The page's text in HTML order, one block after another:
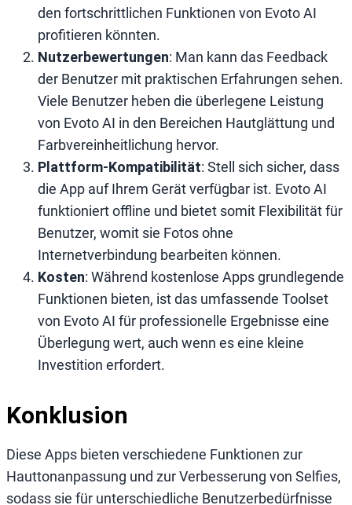
den fortschrittlichen Funktionen von Evoto AI
profitieren könnten.
Nutzerbewertungen: Man kann das Feedback
der Benutzer mit praktischen Erfahrungen sehen.
Viele Benutzer heben die überlegene Leistung
von Evoto AI in den Bereichen Hautglättung und
Farbvereinheitlichung hervor.
Plattform-Kompatibilität: Stell sich sicher, dass
die App auf Ihrem Gerät verfügbar ist. Evoto AI
funktioniert offline und bietet somit Flexibilität für
Benutzer, womit sie Fotos ohne
Internetverbindung bearbeiten können.
Kosten: Während kostenlose Apps grundlegende
Funktionen bieten, ist das umfassende Toolset
von Evoto AI für professionelle Ergebnisse eine
Überlegung wert, auch wenn es eine kleine
Investition erfordert.
Konklusion
Diese Apps bieten verschiedene Funktionen zur
Hauttonanpassung und zur Verbesserung von Selfies,
sodass sie für unterschiedliche Benutzerbedürfnisse